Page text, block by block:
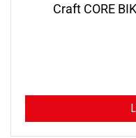
Craft CORE